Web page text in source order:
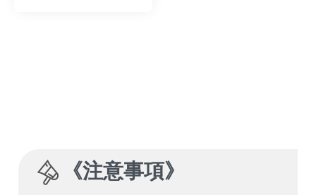
《注意事項》